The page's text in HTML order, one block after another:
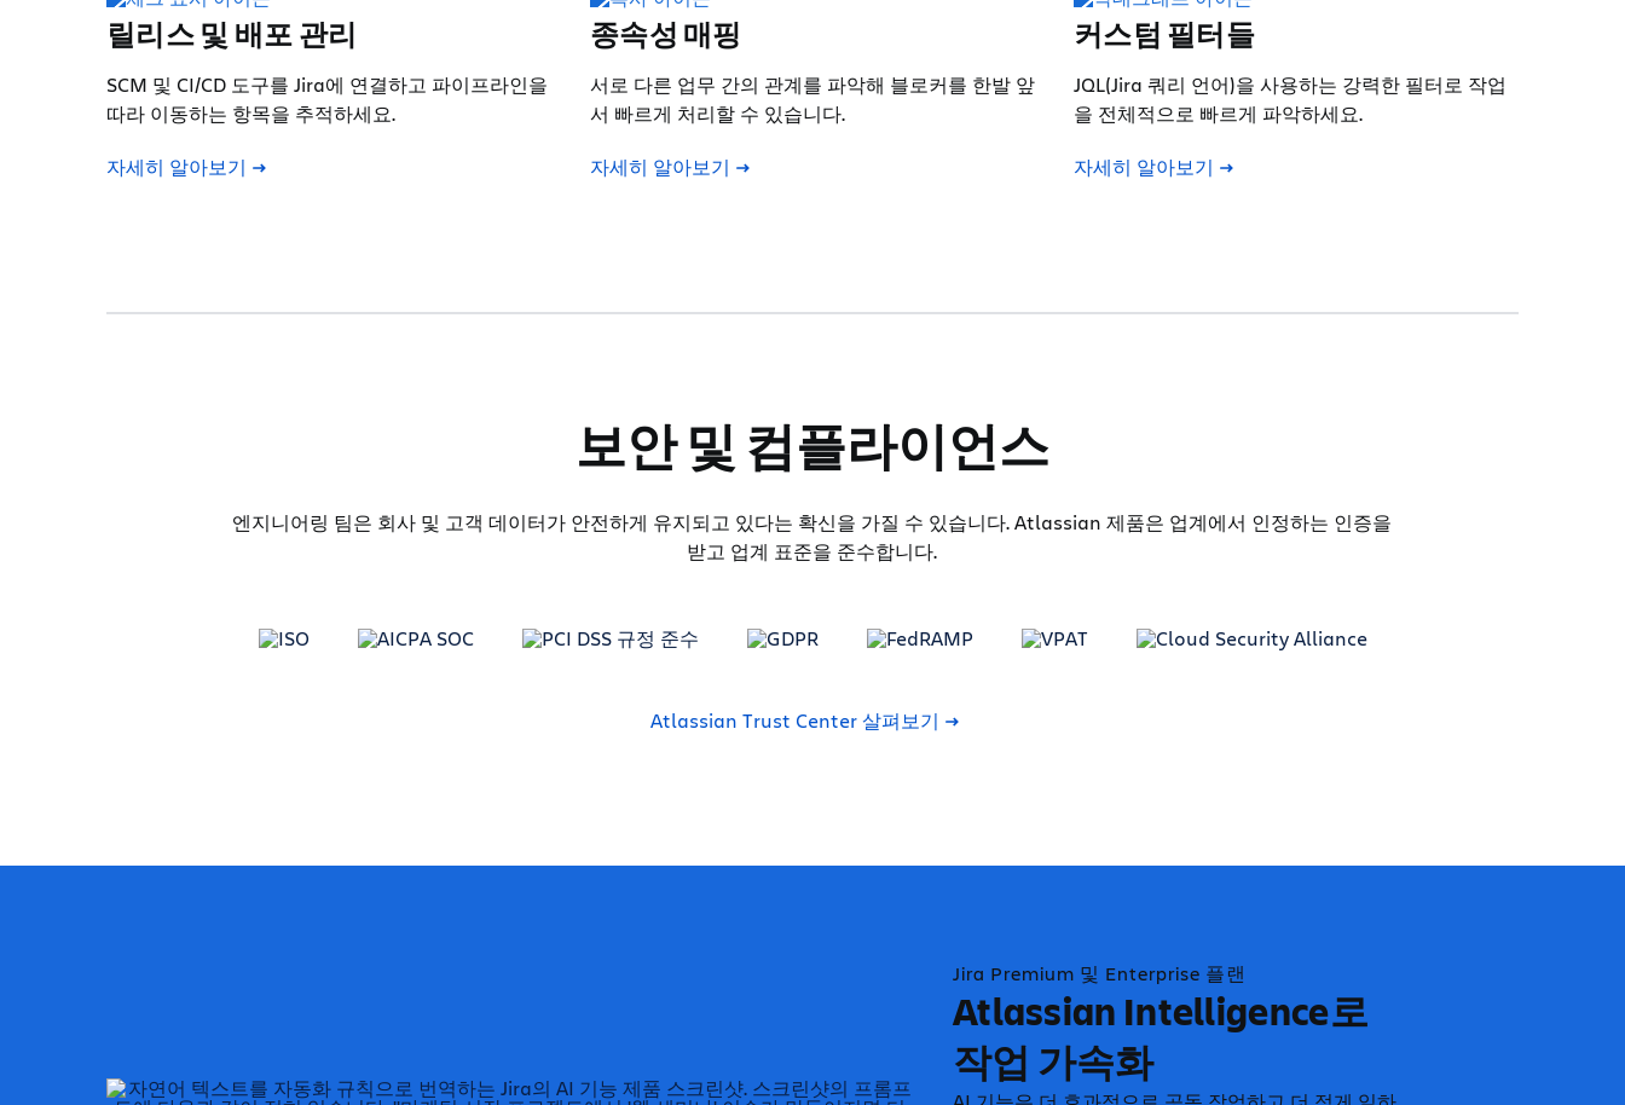
릴리스 및 배포 관리
SCM 및 CI/CD 도구를 Jira에 연결하고 파이프라인을
따라 이동하는 항목을 추적하세요.
자세히 알아보기
종속성 매핑
서로 다른 업무 간의 관계를 파악해 블로커를 한발 앞
서 빠르게 처리할 수 있습니다.
자세히 알아보기
커스텀 필터들
JQL(Jira 쿼리 언어)을 사용하는 강력한 필터로 작업
을 전체적으로 빠르게 파악하세요.
자세히 알아보기
보안 및 컴플라이언스
엔지니어링 팀은 회사 및 고객 데이터가 안전하게 유지되고 있다는 확신을 가질 수 있습니다. Atlassian 제품은 업계에서 인정하는 인증을
받고 업계 표준을 준수합니다.
Atlassian Trust Center 살펴보기
Jira Premium 및 Enterprise 플랜
Atlassian Intelligence로
작업 가속화